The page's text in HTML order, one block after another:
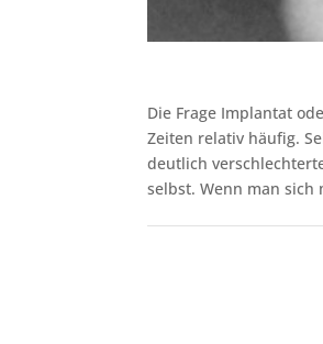
Die Frage Implantat
Zeiten relativ häufig.
deutlich
selbst. Wenn man